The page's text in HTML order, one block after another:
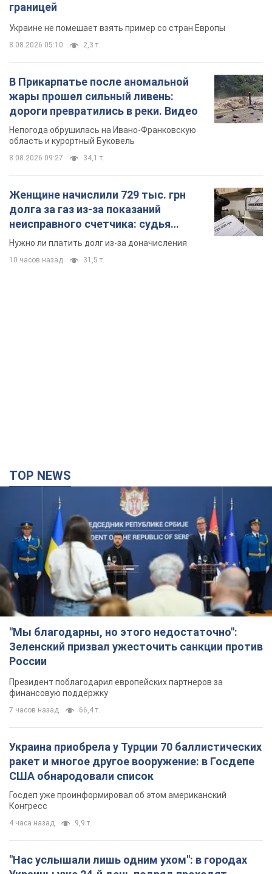
границей
Украине не помешает взять пример со стран Европы
8.08.2026 05:10 2,3 т.
В Прикарпатье после аномальной
жары прошел сильный ливень:
дороги превратились в реки. Видео
Непогода обрушилась на Ивано-Франковскую
область и курортный Буковель
8.08.2026 09:27 34,1 т.
Женщине начислили 729 тыс. грн
долга за газ из-за показаний
неисправного счетчика: судья
вынес неожиданное решение
Нужно ли платить долг из-за доначисления
10 часов назад 31,5 т.
TOP NEWS
"Мы благодарны, но этого недостаточно":
Зеленский призвал ужесточить санкции против
России
Президент поблагодарил европейских партнеров за
финансовую поддержку
7 часов назад 66,4 т.
Украина приобрела у Турции 70 баллистических
ракет и многое другое вооружение: в Госдепе
США обнародовали список
Госдеп уже проинформировал об этом американский
Конгресс
4 часа назад 9,9 т.
"Нас услышали лишь одним ухом": в городах